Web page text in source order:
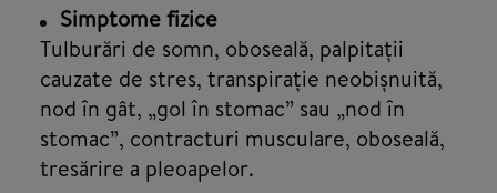
Simptome fizice
Tulburări de somn, oboseală, palpitații
cauzate de stres, transpirație neobișnuită,
nod în gât, „gol în stomac” sau „nod în
stomac”, contracturi musculare, oboseală,
tresărire a pleoapelor.